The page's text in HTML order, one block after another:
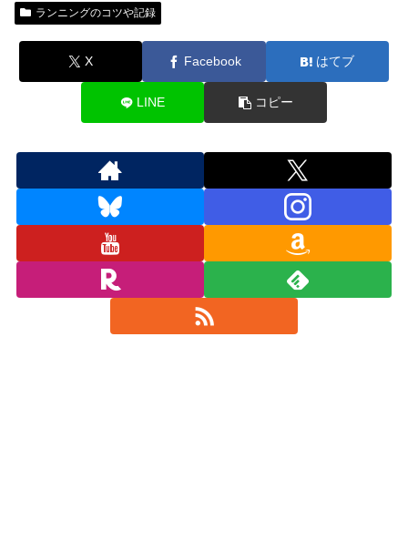
ランニングのコツや記録
X Facebook はてブ
LINE コピー